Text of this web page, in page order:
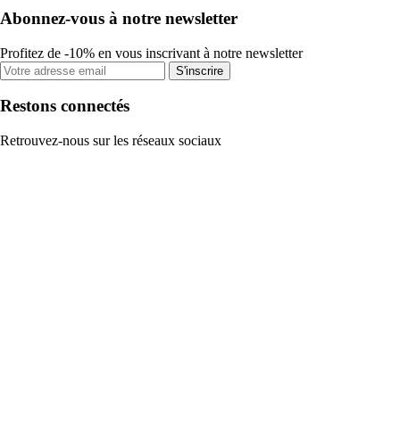
Abonnez-vous à notre newsletter
Profitez de -10% en vous inscrivant à notre newsletter
S'inscrire
Restons connectés
Retrouvez-nous sur les réseaux sociaux